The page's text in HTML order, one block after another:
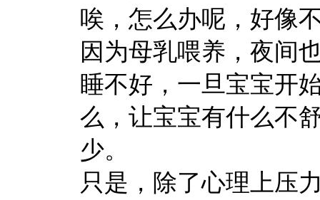
唉，怎么办呢，好像
因为母乳喂养，夜间
睡不好，一旦宝宝开
么，让宝宝有什么不
少。
只是，除了心理上压